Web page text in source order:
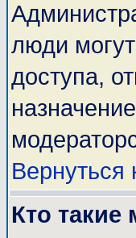
люди
доступа,
Вернуться
Кто